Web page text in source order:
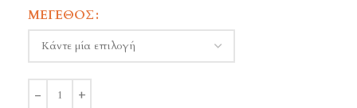
ΜΈΓΕΘΟΣ